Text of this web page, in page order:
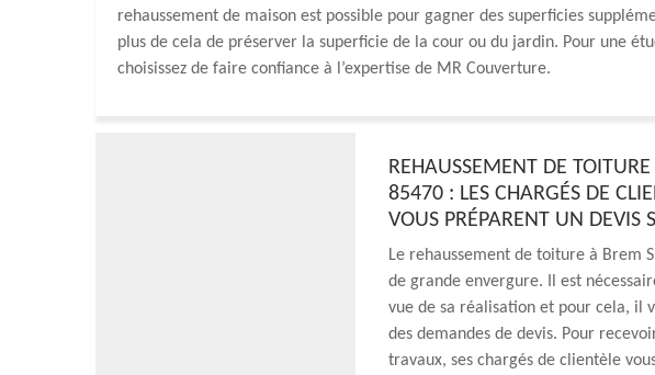
rehaussement de maison est possible pour gagner des superficies
plus de cela de préserver la superficie de la cour ou du jardin. Pour une
choisissez de faire confiance à l’expertise de MR Couverture.
REHAUSSEMENT DE
85470 : LES CHARGÉS DE
VOUS PRÉPARENT UN DEVIS
Le rehaussement de toiture à Brem
de grande envergure. Il est
vue de sa réalisation et pour cela, il
des demandes de devis. Pour
travaux, ses chargés de clientèle